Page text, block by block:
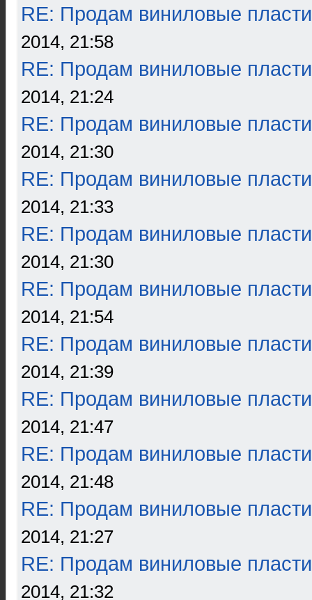
RE: Продам виниловые
2014, 21:58
RE: Продам виниловые
2014, 21:24
RE: Продам виниловые
2014, 21:30
RE: Продам виниловые
2014, 21:33
RE: Продам виниловые
2014, 21:30
RE: Продам виниловые
2014, 21:54
RE: Продам виниловые
2014, 21:39
RE: Продам виниловые
2014, 21:47
RE: Продам виниловые
2014, 21:48
RE: Продам виниловые
2014, 21:27
RE: Продам виниловые
2014, 21:32